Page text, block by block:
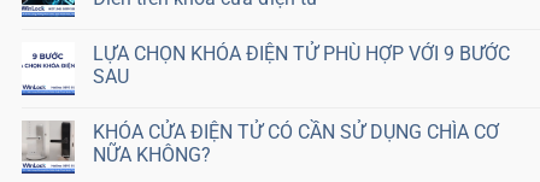
LỰA CHỌN KHÓA ĐIỆN TỬ PHÙ HỢP VỚI 9 BƯỚC
SAU
KHÓA CỬA ĐIỆN TỬ CÓ CẦN SỬ DỤNG CHÌA CƠ
NỮA KHÔNG?